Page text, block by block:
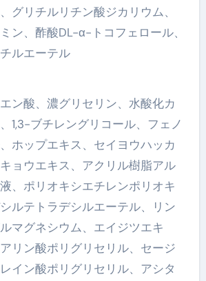
グリチルリチン酸ジカリウム、
ン、酢酸DL-α-トコフェロール、
ルエーテル
ン酸、濃グリセリン、水酸化カ
1,3-ブチレングリコール、フェノ
ホップエキス、セイヨウハッカ
ョウエキス、アクリル樹脂アル
、ポリオキシエチレンポリオキ
ルテトラデシルエーテル、リン
マグネシウム、エイジツエキ
リン酸ポリグリセリル、セージ
イン酸ポリグリセリル、アシタ